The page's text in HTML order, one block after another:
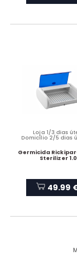
Loja 1/3 dias
Domicílio 2/5 dias
Germicida
Sterilizer 1.0
49.99